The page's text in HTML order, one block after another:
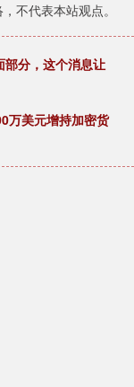
不代表本站观点。
部分，这个消息让
万美元增持加密货